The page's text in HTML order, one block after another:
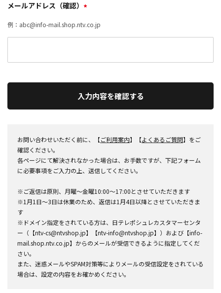
メールアドレス（確認） *
例：abc@info-mail.shop.ntv.co.jp
入力内容を確認する
お問い合わせいただく前に、【ご利用案内】【よくあるご質問】をご
確認ください。
各ページにて解決されなかった場合は、お手数ですが、下記フォーム
に必要事項をご入力の上、送信してください。
※ご返信は原則、月曜～金曜10:00～17:00とさせていただきます
※1月1日～3日は休業のため、返信は1月4日以降とさせていただきま
す
※ドメイン指定をされている方は、日テレポシュレカスタマーセンタ
ー（【ntv-cs@ntvshop.jp】【ntv-info@ntvshop.jp】）および【info-
mail.shop.ntv.co.jp】からのメールが受信できるように指定してくだ
さい。
また、迷惑メールやSPAM対策等によりメールの受信設定をされている
場合は、設定の内容をお確かめください。